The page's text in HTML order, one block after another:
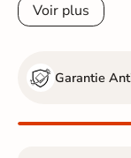
Voir plus
Garantie